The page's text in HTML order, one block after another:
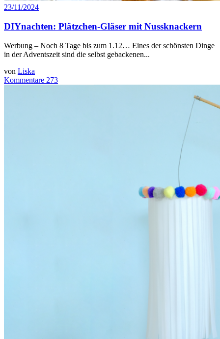
23/11/2024
DIYnachten: Plätzchen-Gläser mit Nussknackern
Werbung – Noch 8 Tage bis zum 1.12… Eines der schönsten Dinge
in der Adventszeit sind die selbst gebackenen...
von Liska
Kommentare 273